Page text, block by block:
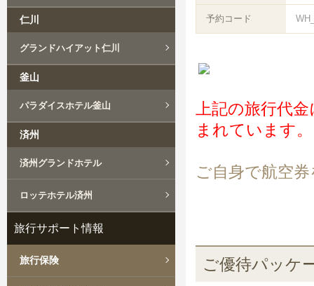
予約コード
上記の旅行代
まれています。
ご自身で航空
ご優待パッケ
仁川
グランドハイアット仁川
釜山
パラダイスホテル釜山
済州
済州グランドホテル
ロッテホテル済州
旅行サポート情報
旅行保険